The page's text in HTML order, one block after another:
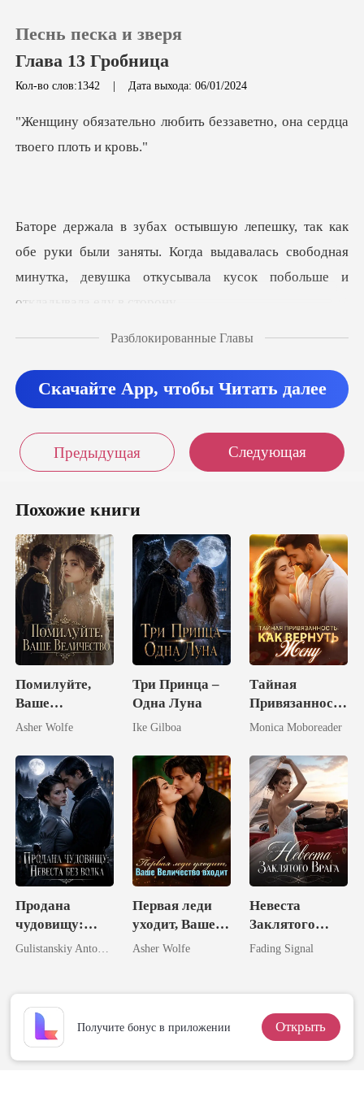
0
Выйти
Песнь песка и зверя
Глава 13 Гробница
Кол-во слов:1342 | Дата выхода: 06/01/2024
ить беззаветно, она серд
и были заняты. Когда выдавалась свободная
минутка, девуш
мально? - Прокрича
м, - еле говоря
Разблокированные Главы
Скачайте App, чтобы Читать далее
Предыдущая Следующая
Похожие книги
Помилуйте,
Ваше
Величество
Asher Wolfe
Три Принца –
Одна Луна
Ike Gilboa
Тайная
Привязанность
: Как Вернуть
Monica Moboreader
Продана
чудовищу:
Невеста без
Первая леди
уходит, Ваше
Величество
Asher Wolfe
Невеста
Заклятого
Врага
Fading Signal
Получите бонус в приложении Открыть